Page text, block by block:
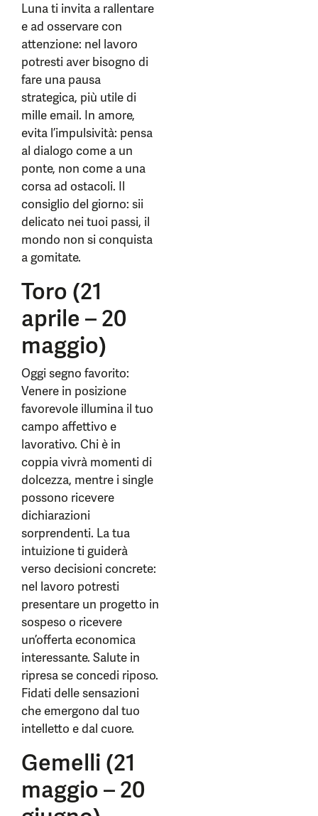
Luna ti invita a rallentare
e ad osservare con
attenzione: nel lavoro
potresti aver bisogno di
fare una pausa
strategica, più utile di
mille email. In amore,
evita l’impulsività: pensa
al dialogo come a un
ponte, non come a una
corsa ad ostacoli. Il
consiglio del giorno: sii
delicato nei tuoi passi, il
mondo non si conquista
a gomitate.
Toro (21
aprile – 20
maggio)
Oggi segno favorito:
Venere in posizione
favorevole illumina il tuo
campo affettivo e
lavorativo. Chi è in
coppia vivrà momenti di
dolcezza, mentre i single
possono ricevere
dichiarazioni
sorprendenti. La tua
intuizione ti guiderà
verso decisioni concrete:
nel lavoro potresti
presentare un progetto in
sospeso o ricevere
un’offerta economica
interessante. Salute in
ripresa se concedi riposo.
Fidati delle sensazioni
che emergono dal tuo
intelletto e dal cuore.
Gemelli (21
maggio – 20